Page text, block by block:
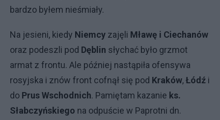
bardzo byłem nieśmiały.
Na jesieni, kiedy Niemcy zajęli Mławę i Ciechanów
oraz podeszli pod Dęblin słychać było grzmot
armat z frontu. Ale później nastąpiła ofensywa
rosyjska i znów front cofnął się pod Kraków,Łódź i
do Prus Wschodnich. Pamiętam kazanie ks.
Słabczyńskiego na odpuście w Paprotni dn.